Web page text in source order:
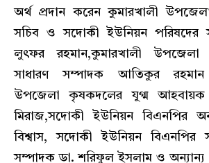
অর্থ প্রদান করেন কুমারখালী
সচিব ও সদোকী ইউনিয়ন পরিষদের
লুৎফর রহমান,কুমারখালী উপজেলা
সাধারণ সম্পাদক আতিকুর রহমান
উপজেলা কৃষকদলের যুগ্ম আহবায়ক
মিরাজ,সদোকী ইউনিয়ন বিএনপির
বিশ্বাস, সদোকী ইউনিয়ন বিএনপির
সম্পাদক ডা. শরিফুল ইসলাম ও অন্যান্য